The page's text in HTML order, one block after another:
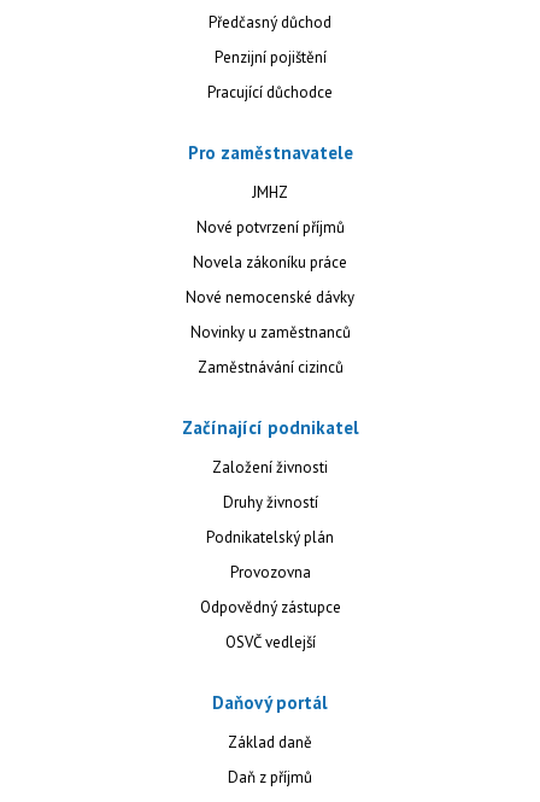
Předčasný důchod
Penzijní pojištění
Pracující důchodce
Pro zaměstnavatele
JMHZ
Nové potvrzení příjmů
Novela zákoníku práce
Nové nemocenské dávky
Novinky u zaměstnanců
Zaměstnávání cizinců
Začínající podnikatel
Založení živnosti
Druhy živností
Podnikatelský plán
Provozovna
Odpovědný zástupce
OSVČ vedlejší
Daňový portál
Základ daně
Daň z příjmů